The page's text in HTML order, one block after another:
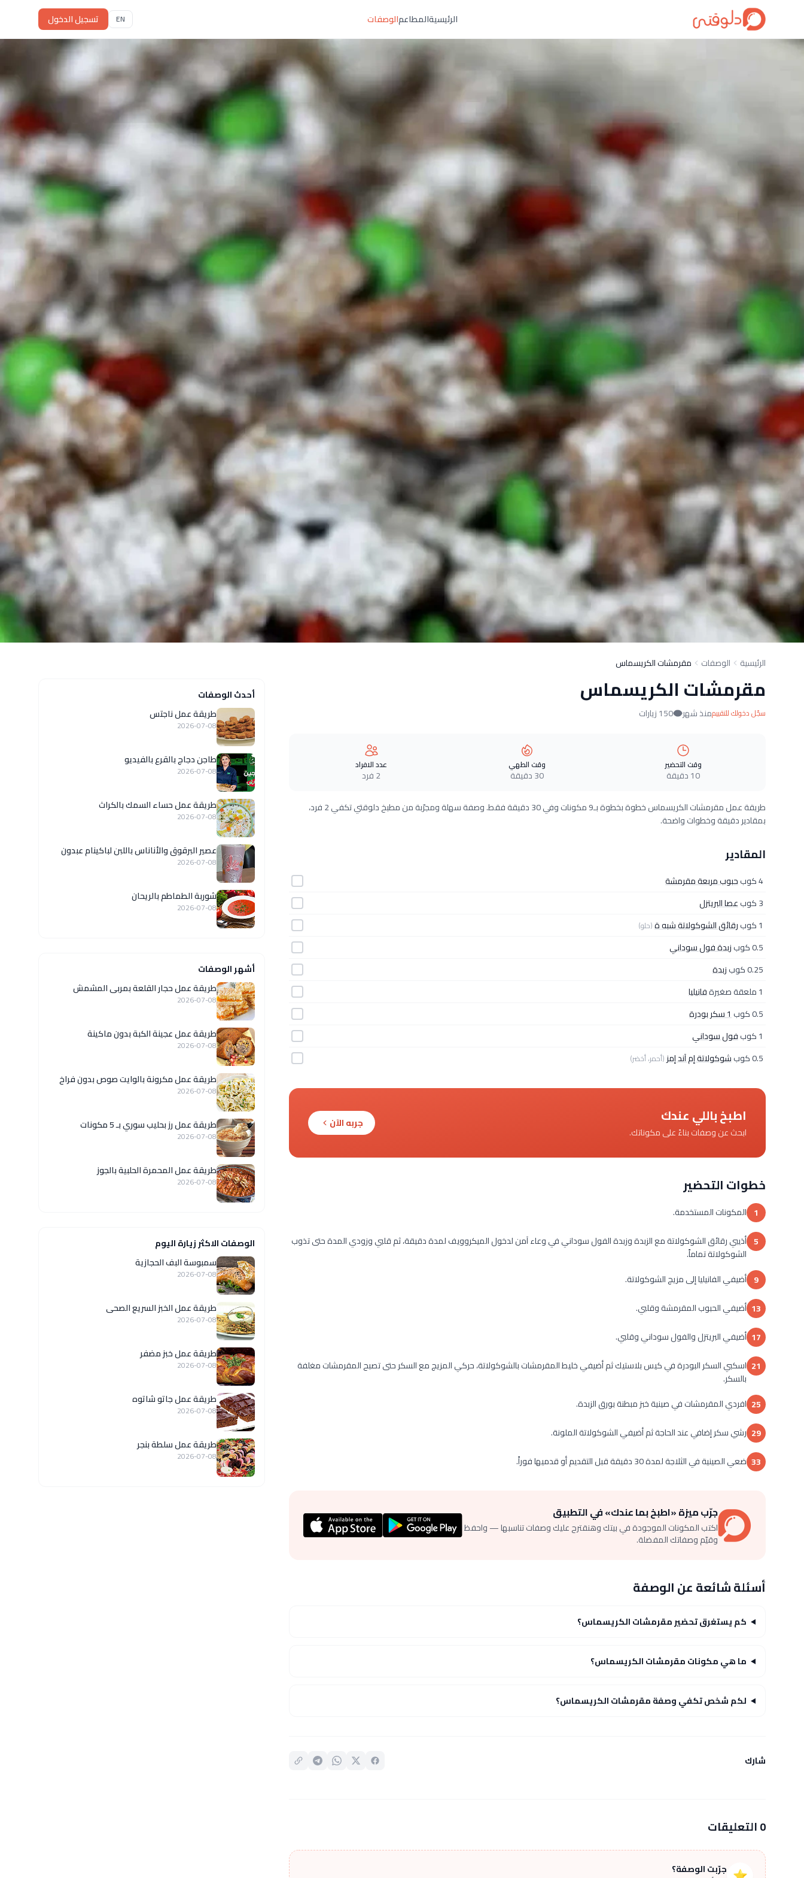
الرئيسيةالمطاعمالوصفات EN تسجيل الدخول
الرئيسية الوصفات مقرمشات الكريسماس
مقرمشات الكريسماس
سجّل دخولك للتقييممنذ شهر 150 زيارات
وقت التحضير
10 دقيقة
وقت الطهي
30 دقيقة
عدد الافراد
2 فرد
طريقة عمل مقرمشات الكريسماس خطوة بخطوة بـ9 مكونات وفي 30 دقيقة فقط. وصفة سهلة ومجرّبة من مطبخ دلوقتي تكفي 2 فرد،
بمقادير دقيقة وخطوات واضحة.
المقادير
4 كوب
حبوب مربعة مقرمشة
3 كوب
عصا البريتزل
1 كوب
رقائق الشوكولاتة شبه ة(حلو)
0.5 كوب
زبدة فول سوداني
0.25 كوب
زبدة
1 ملعقة صغيرة
فانيليا
0.5 كوب
1 سكر بودرة
1 كوب
فول سوداني
0.5 كوب
شوكولاتة إم آند إمز (أحمر، أخضر)
اطبخ باللي عندك
ابحث عن وصفات بناءً على مكوناتك.
جربه الآن
خطوات التحضير
1 المكونات المستخدمة.
5 أذيبي رقائق الشوكولاتة مع الزبدة وزبدة الفول سوداني في وعاء آمن لدخول الميكروويف لمدة دقيقة، ثم قلبي وزودي المدة حتى تذوب
الشوكولاتة تماماً.
9 أضيفي الفانيليا إلى مزيج الشوكولاتة.
13 أضيفي الحبوب المقرمشة وقلبي.
17 أضيفي البريتزل والفول سوداني وقلبي.
21 اسكبي السكر البودرة في كيس بلاستيك ثم أضيفي خليط المقرمشات بالشوكولاتة، حركي المزيج مع السكر حتى تصبح المقرمشات مغلفة
بالسكر.
25 افردي المقرمشات في صينية خبز مبطنة بورق الزبدة.
29 رشي سكر إضافي عند الحاجة ثم أضيفي الشوكولاتة الملونة.
33 ضعي الصينية في الثلاجة لمدة 30 دقيقة قبل التقديم أو قدميها فوراً.
جرّب ميزة «اطبخ بما عندك» في التطبيق
اكتب المكونات الموجودة في بيتك وهنقترح عليك وصفات تناسبها — واحفظ
وقيّم وصفاتك المفضلة.
أسئلة شائعة عن الوصفة
كم يستغرق تحضير مقرمشات الكريسماس؟
ما هي مكونات مقرمشات الكريسماس؟
لكم شخص تكفي وصفة مقرمشات الكريسماس؟
شارك
0 التعليقات
جرّبت الوصفة؟
أحدث الوصفات
طريقة عمل ناجتس
2026-07-08
طاجن دجاج بالقرع بالفيديو
2026-07-08
طريقة عمل حساء السمك بالكراث
2026-07-08
عصير البرقوق والأناناس باللبن لباكينام عبدون
2026-07-08
شوربة الطماطم بالريحان
2026-07-08
أشهر الوصفات
طريقة عمل حجار القلعة بمربى المشمش
2026-07-08
طريقة عمل عجينة الكبة بدون ماكينة
2026-07-08
طريقة عمل مكرونة بالوايت صوص بدون فراخ
2026-07-08
طريقة عمل رز بحليب سوري بـ 5 مكونات
2026-07-08
طريقة عمل المحمرة الحلبية بالجوز
2026-07-08
الوصفات الاكثر زيارة اليوم
سمبوسة البف الحجازية
2026-07-08
طريقة عمل الخبز السريع الصحى
2026-07-08
طريقة عمل خبز مضفر
2026-07-08
طريقة عمل جاتو شاتوه
2026-07-08
طريقة عمل سلطة بنجر
2026-07-08